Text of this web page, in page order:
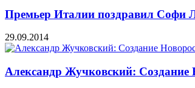
Премьер Италии поздравил Софи
29.09.2014
Александр Жучковский: Создание